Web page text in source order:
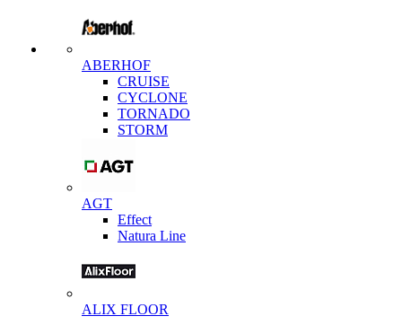
ABERHOF
CRUISE
CYCLONE
TORNADO
STORM
AGT
Effect
Natura Line
ALIX FLOOR